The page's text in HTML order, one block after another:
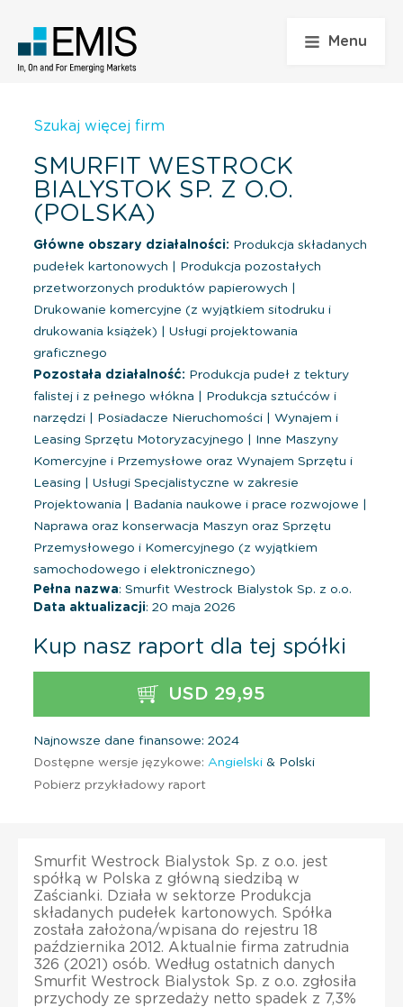
Menu
Szukaj więcej firm
SMURFIT WESTROCK
BIALYSTOK SP. Z O.O.
(POLSKA)
Główne obszary działalności: Produkcja składanych
pudełek kartonowych
Produkcja pozostałych
przetworzonych produktów papierowych
Drukowanie komercyjne (z wyjątkiem sitodruku i
drukowania książek)
Usługi projektowania
graficznego
Pozostała działalność: Produkcja pudeł z tektury
falistej i z pełnego włókna
Produkcja sztućców i
narzędzi
Posiadacze Nieruchomości
Wynajem i
Leasing Sprzętu Motoryzacyjnego
Inne Maszyny
Komercyjne i Przemysłowe oraz Wynajem Sprzętu i
Leasing
Usługi Specjalistyczne w zakresie
Projektowania
Badania naukowe i prace rozwojowe
Naprawa oraz konserwacja Maszyn oraz Sprzętu
Przemysłowego i Komercyjnego (z wyjątkiem
samochodowego i elektronicznego)
Pełna nazwa: Smurfit Westrock Bialystok Sp. z o.o.
Data aktualizacji: 20 maja 2026
Kup nasz raport dla tej spółki
USD 29,95
Najnowsze dane finansowe: 2024
Dostępne wersje językowe: Angielski & Polski
Pobierz przykładowy raport
Smurfit Westrock Bialystok Sp. z o.o. jest
spółką w Polska z główną siedzibą w
Zaścianki. Działa w sektorze Produkcja
składanych pudełek kartonowych. Spółka
została założona/wpisana do rejestru 18
października 2012. Aktualnie firma zatrudnia
326 (2021) osób. Według ostatnich danych
Smurfit Westrock Bialystok Sp. z o.o. zgłosiła
przychody ze sprzedaży netto spadek z 7,3%